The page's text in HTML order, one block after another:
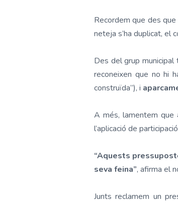
Recordem que des
neteja s’ha duplicat, el
Des del grup municipal
reconeixen que no hi
construïda”), i
A més, lamentem que
l’aplicació de
“Aquests
seva feina”, afirma el
Junts reclamem un